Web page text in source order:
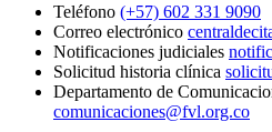
Teléfono (+57) 602 331 9090
Correo electrónico
Notificaciones judiciales
Solicitud historia clínica
Departamento de
comunicaciones@fvl.org.co